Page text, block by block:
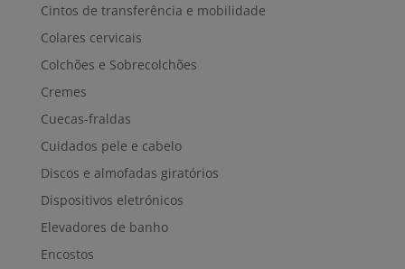
Cintos de transferência e mobilidade
Colares cervicais
Colchões e Sobrecolchões
Cremes
Cuecas-fraldas
Cuidados pele e cabelo
Discos e almofadas giratórios
Dispositivos eletrónicos
Elevadores de banho
Encostos